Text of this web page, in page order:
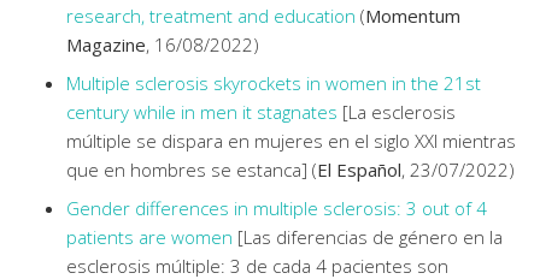
research, treatment and education (Momentum
Magazine, 16/08/2022)
Multiple sclerosis skyrockets in women in the 21st
century while in men it stagnates [La esclerosis
múltiple se dispara en mujeres en el siglo XXI mientras
que en hombres se estanca] (El Español, 23/07/2022)
Gender differences in multiple sclerosis: 3 out of 4
patients are women [Las diferencias de género en la
esclerosis múltiple: 3 de cada 4 pacientes son